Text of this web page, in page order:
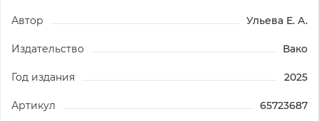
Автор Ульева Е. А.
Издательство Вако
Год издания 2025
Артикул 65723687